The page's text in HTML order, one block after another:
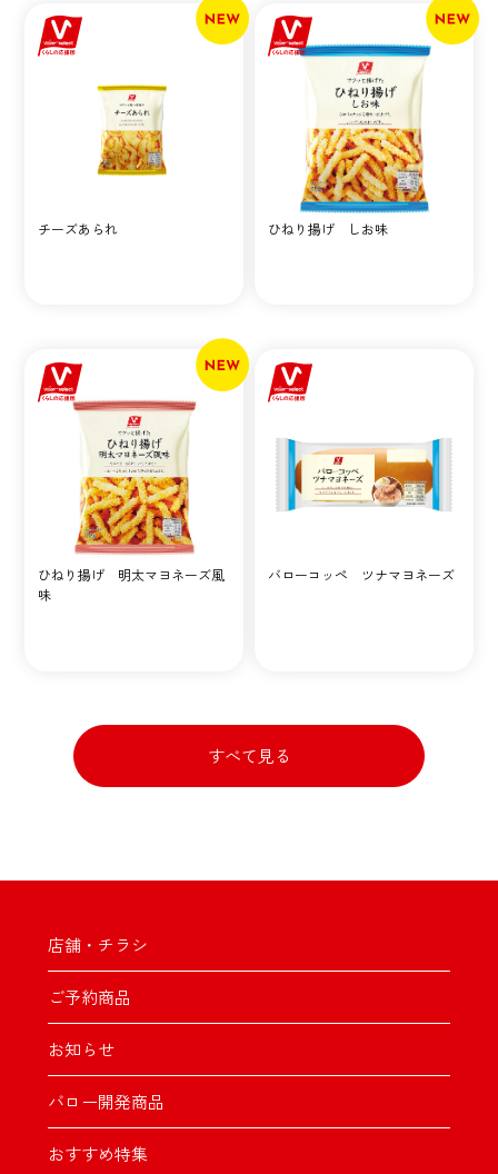
チーズあられ ひねり揚げ しお味
ひねり揚げ 明太マヨネーズ風
味
バローコッペ ツナマヨネーズ
すべて見る
店舗・チラシ
ご予約商品
お知らせ
バロー開発商品
おすすめ特集